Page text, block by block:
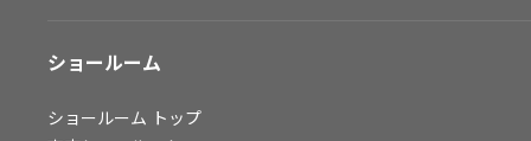
ショールーム
ショールーム トップ